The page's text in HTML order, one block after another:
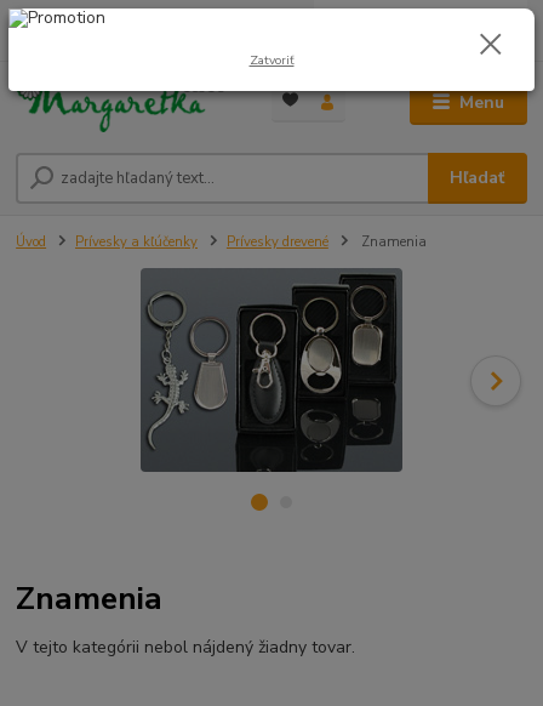
Menu
Hľadať
0948 236 042
0,00 €
Úvod Prívesky a kľúčenky Prívesky drevené Znamenia
Znamenia
V tejto kategórii nebol nájdený žiadny tovar.
Zatvoriť